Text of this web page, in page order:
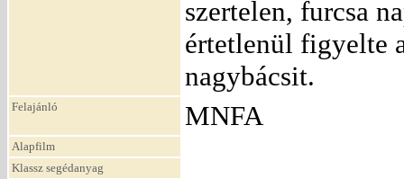
szertelen, furcsa
értetlenül figyelte
nagybácsit.
Felajánló MNFA
Alapfilm
Klassz segédanyag